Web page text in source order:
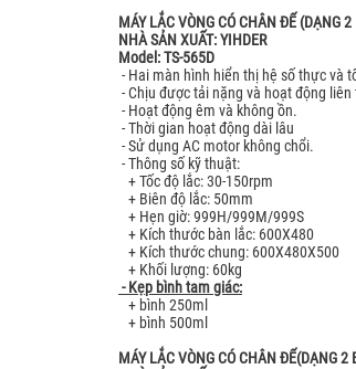
MÁY LẮC VÒNG CÓ CHÂN ĐẾ (DẠNG
NHÀ SẢN XUẤT: YIHDER
Model: TS-565D
- Hai màn hình hiển thị hệ số thực và
- Chịu được tải nặng và hoạt động liên
- Hoạt động êm và không ồn.
- Thời gian hoạt động dài lâu
- Sử dụng AC motor không chổi.
- Thông số kỹ thuật:
+ Tốc độ lắc: 30-150rpm
+ Biên độ lắc: 50mm
+ Hẹn giờ: 999H/999M/999S
+ Kích thước bàn lắc: 600X480
+ Kích thước chung: 600X480X500
+ Khối lượng: 60kg
- Kẹp bình tam giác:
+ bình 250ml
+ bình 500ml
MÁY LẮC VÒNG CÓ CHÂN ĐẾ(DẠNG 2